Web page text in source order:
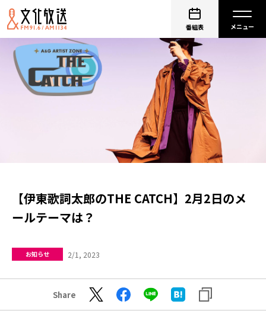
番組表
【伊東歌詞太郎のTHE CATCH】2月2日のメ
ールテーマは？
お知らせ 2/1, 2023
Share